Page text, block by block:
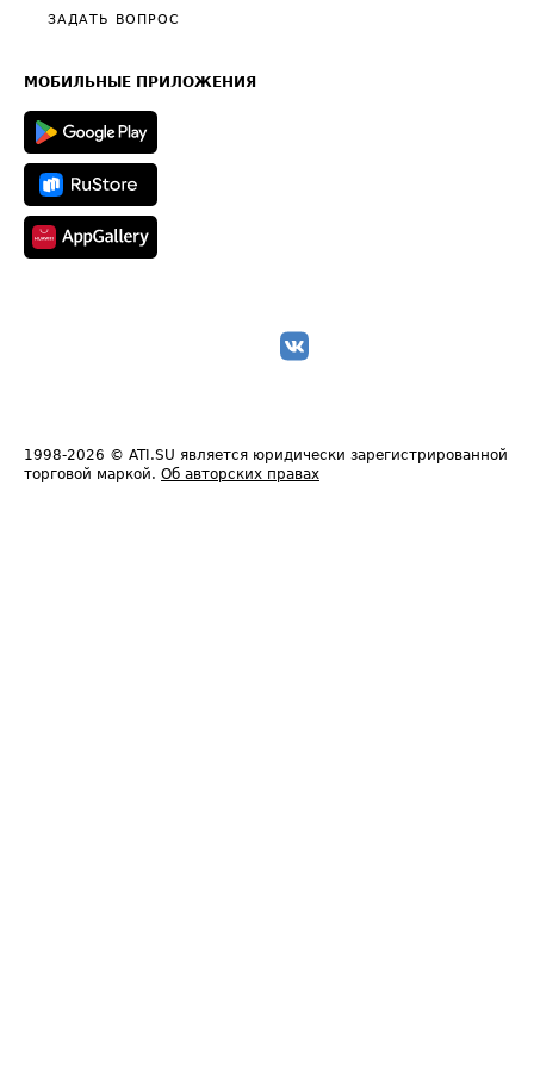
Общие положения
Полезное по перевозкам
Техническая информация
ЗАДАТЬ ВОПРОС
МОБИЛЬНЫЕ ПРИЛОЖЕНИЯ
1998-2026 © ATI.SU является юридически зарегистрированной
торговой маркой. Об авторских правах